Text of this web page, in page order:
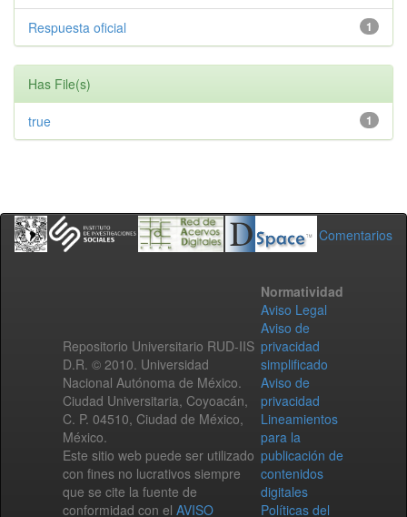
1
Respuesta oficial
Has File(s)
1
true
Comentarios
Repositorio Universitario RUD-IIS
D.R. © 2010. Universidad
Nacional Autónoma de México.
Ciudad Universitaria, Coyoacán,
C. P. 04510, Ciudad de México,
México.
Este sitio web puede ser utilizado
con fines no lucrativos siempre
que se cite la fuente de
conformidad con el AVISO
Normatividad
Aviso Legal
Aviso de
privacidad
simplificado
Aviso de
privacidad
Lineamientos
para la
publicación de
contenidos
digitales
Políticas del